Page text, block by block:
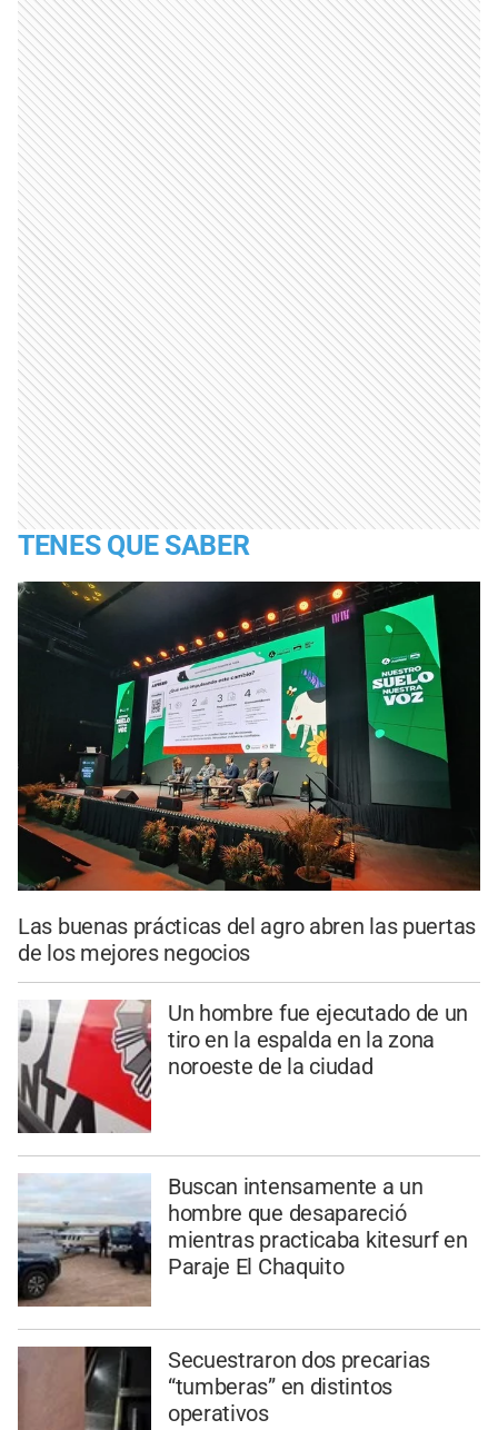
TENES QUE SABER
Las buenas prácticas del agro abren las puertas
de los mejores negocios
Un hombre fue ejecutado de un
tiro en la espalda en la zona
noroeste de la ciudad
Buscan intensamente a un
hombre que desapareció
mientras practicaba kitesurf en
Paraje El Chaquito
Secuestraron dos precarias
“tumberas” en distintos
operativos